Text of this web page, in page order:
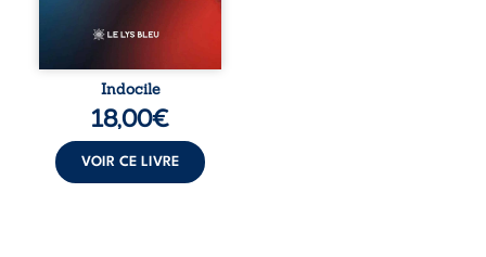
vivent trop fort,
trop vrai, trop tôt.
traversée. Une
langue nue. Une
insurrection
déclaration
d’existence pour ...
Indocile
18,00€
VOIR CE LIVRE